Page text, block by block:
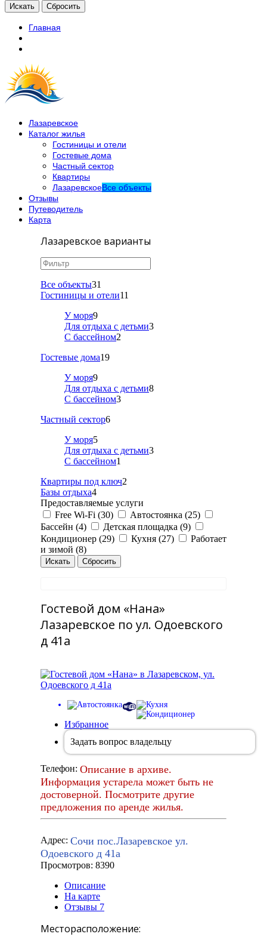
Главная
Лазаревское
Каталог жилья
Гостиницы и отели
Гостевые дома
Частный сектор
Квартиры
ЛазаревскоеВсе объекты
Отзывы
Путеводитель
Карта
Лазаревское варианты
Все объекты31
Гостиницы и отели11
У моря9
Для отдыха с детьми3
С бассейном2
Гостевые дома19
У моря9
Для отдыха с детьми8
С бассейном3
Частный сектор6
У моря5
Для отдыха с детьми3
С бассейном1
Квартиры под ключ2
Базы отдыха4
Предоставляемые услуги
Free Wi-Fi (30)
Автостоянка (25)
Бассейн (4)
Детская площадка (9)
Кондиционер (29)
Кухня (27)
Работает
и зимой (8)
Гостевой дом «Нана»
Лазаревское по ул. Одоевского
д 41а
Избранное
Задать вопрос владельцу
Телефон: Описание в архиве.
Информация устарела может быть не
достоверной. Посмотрите другие
предложения по аренде жилья.
Адрес: Сочи пос.Лазаревское ул.
Одоевского д 41а
Просмотров: 8390
Описание
На карте
Отзывы 7
Месторасположение: